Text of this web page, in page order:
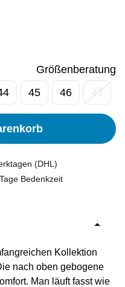
Größenberatung
45 46 47
(DHL)
Bedenkzeit
Kollektion
nach oben gebogene
Man läuft fasst wie